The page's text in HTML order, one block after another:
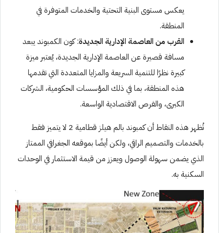
يعكس مستوى البنية التحتية والخدمات المتوفرة في
المنطقة.
القرب من العاصمة الإدارية الجديدة: كون الكمبوند يبعد
مسافة قصيرة عن العاصمة الإدارية الجديدة، يُعتبر ميزة
كبيرة نظرًا للتنمية السريعة والمزايا المتعددة التي تقدمها
هذه المنطقة، بما في ذلك المؤسسات الحكومية، الشركات
الكبرى، والفرص الاقتصادية الواسعة.
تُظهر هذه النقاط أن كمبوند بالم هيلز قطامية 2 لا يتميز فقط
بالخدمات والتصميم الراقي، ولكن أيضًا بموقعه الجغرافي الممتاز
الذي يضمن سهولة الوصول ويعزز من قيمة الاستثمار في الوحدات
السكنية به.